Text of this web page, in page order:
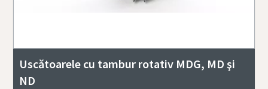
Uscătoarele cu tambur rotativ MDG, MD şi
ND